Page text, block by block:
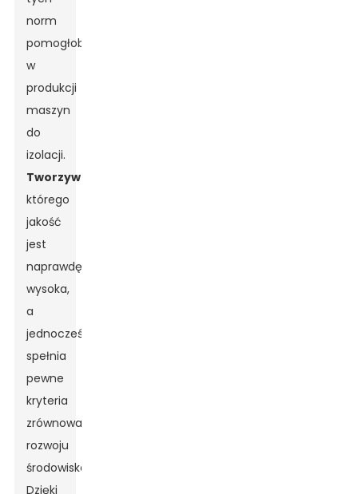
norm
pomogłoby
w
produkcji
maszyn
do
izolacji.
Tworzywo
którego
jakość
jest
naprawdę
wysoka,
a
jednocześnie
spełnia
pewne
kryteria
zrównoważonego
rozwoju
środowiskowego.
Dzięki